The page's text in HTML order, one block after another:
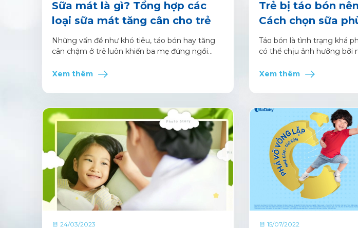
Sữa mát là gì? Tổng hợp các
loại sữa mát tăng cân cho trẻ
Những vấn đề như khó tiêu, táo bón hay tăng
cân chậm ở trẻ luôn khiến ba mẹ đứng ngồi
Xem thêm
Trẻ bị táo bón
Cách chọn sữa
từng lứa tuổi
Táo bón là tình trạng khá
có thể chịu ảnh hưởng bởi
Xem thêm
24/03/2023 15/07/2022